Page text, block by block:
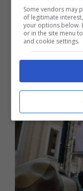
il cardinale
esortato
mettere da
Some vendors may
of legitimate
your options below.
or in the site menu
and cookie settings.